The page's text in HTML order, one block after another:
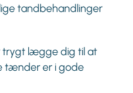
tandbehandlinger
trygt lægge dig til at
tænder er i gode